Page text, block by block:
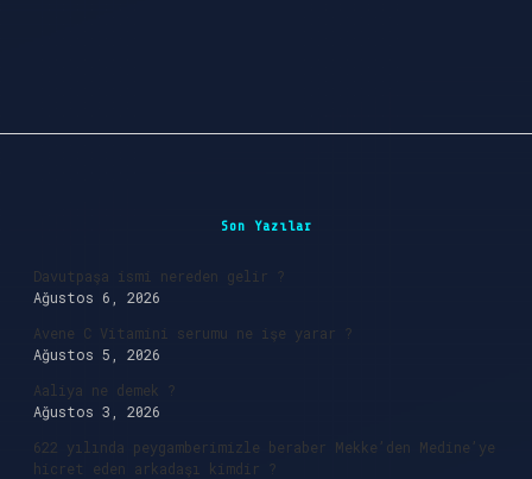
Son Yazılar
Davutpaşa ismi nereden gelir ?
Ağustos 6, 2026
Avene C Vitamini serumu ne işe yarar ?
Ağustos 5, 2026
Aaliya ne demek ?
Ağustos 3, 2026
622 yılında peygamberimizle beraber Mekke’den Medine’ye
hicret eden arkadaşı kimdir ?